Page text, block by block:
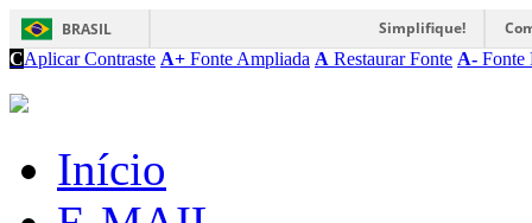
BRASIL Simplifique!
CAplicar Contraste A+ Fonte Ampliada A Restaurar Fonte A- Fonte
Início